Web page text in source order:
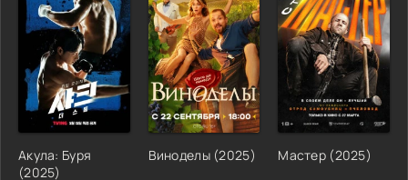
Акула: Буря
(2025)
Виноделы (2025) Мастер (2025)